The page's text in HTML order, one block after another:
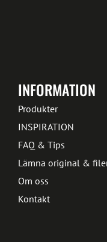
INFORMATION
Produkter
INSPIRATION
FAQ & Tips
Lämna original &
Om oss
Kontakt